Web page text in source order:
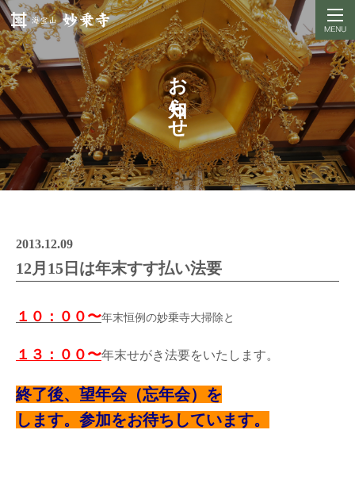
お知らせ
2013.12.09
12月15日は年末すす払い法要
１０：００〜年末恒例の妙乗寺大掃除と
１３：００〜年末せがき法要をいたします。
終了後、望年会（忘年会）を
します。参加をお待ちしています。